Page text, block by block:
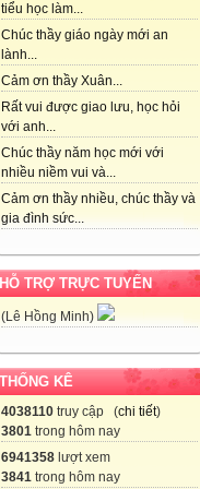
tiểu học làm...
Chúc thầy giáo ngày mới an
lành...
Cảm ơn thầy Xuân...
Rất vui được giao lưu, học hỏi
với anh...
Chúc thầy năm học mới với
nhiều niềm vui và...
Cảm ơn thầy nhiều, chúc thầy và
gia đình sức...
HỖ TRỢ TRỰC TUYẾN
(Lê Hồng Minh)
THỐNG KÊ
4038110 truy cập (chi tiết)
3801 trong hôm nay
6941358 lượt xem
3841 trong hôm nay